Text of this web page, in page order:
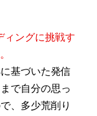
ィングに挑戦す
基づいた発信
で自分の思っ
、多少荒削り